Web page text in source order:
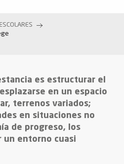
es estructurar el
en un espacio
terrenos variados;
en situaciones no
de progreso, los
un entorno cuasi